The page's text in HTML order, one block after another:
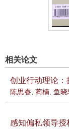
相关论文
创业行动理论：
陈思睿 蔺楠 鱼晓
感知偏私领导